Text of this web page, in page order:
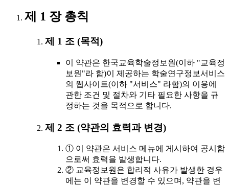
제 1 장 총칙
제 1 조 (목적)
이 약관은 한국교육학술정보원(이하 "교육정
보원"라 함)이 제공하는 학술연구정보서비스
의 웹사이트(이하 "서비스" 라함)의 이용에
관한 조건 및 절차와 기타 필요한 사항을 규
정하는 것을 목적으로 합니다.
제 2 조 (약관의 효력과 변경)
① 이 약관은 서비스 메뉴에 게시하여 공시함
으로써 효력을 발생합니다.
② 교육정보원은 합리적 사유가 발생한 경우
에는 이 약관을 변경할 수 있으며, 약관을 변